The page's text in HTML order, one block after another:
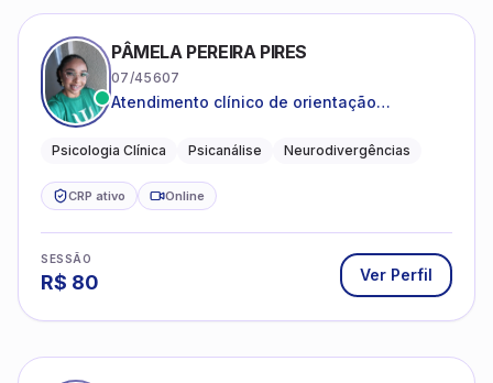
PÂMELA PEREIRA PIRES
07/45607
Atendimento clínico de orientação
crianças neurotípicas
Psicologia Clínica Psicanálise Neurodivergências
CRP ativo Online
SESSÃO
R$ 80 Ver Perfil